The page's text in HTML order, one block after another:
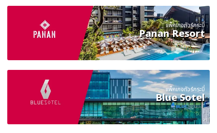
แพ็คเกจทัวร์กระบี่
Panan Resort
แพ็คเกจทัวร์กระบี่
Blue Sotel